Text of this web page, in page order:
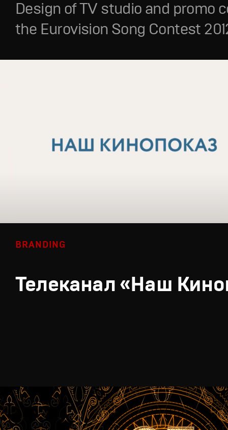
Design of TV studio and promo
the Eurovision Song Contest
BRANDING
Телеканал «Наш